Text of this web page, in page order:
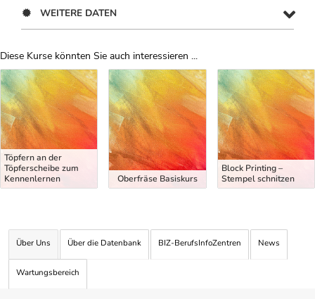
WEITERE DATEN
Diese Kurse könnten Sie auch interessieren ...
Uber Weiterbildungsvorschläge
Töpfern an der
Töpferscheibe zum
Kennenlernen
Oberfräse Basiskurs
Block Printing –
Stempel schnitzen
Über Uns Über die Datenbank BIZ-BerufsInfoZentren News
Wartungsbereich